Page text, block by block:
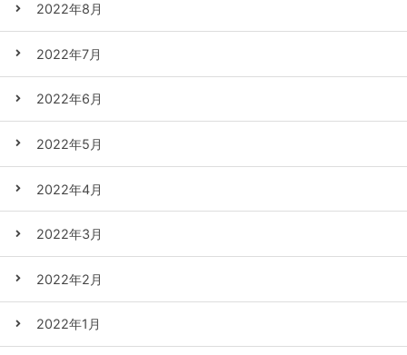
2022年8月
2022年7月
2022年6月
2022年5月
2022年4月
2022年3月
2022年2月
2022年1月